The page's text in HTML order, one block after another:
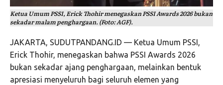
Ketua Umum PSSI, Erick Thohir menegaskan PSSI Awards 2026 bukan
sekadar malam penghargaan. (Foto: AGF).
JAKARTA, SUDUTPANDANG.ID — Ketua Umum PSSI,
Erick Thohir, menegaskan bahwa PSSI Awards 2026
bukan sekadar ajang penghargaan, melainkan bentuk
apresiasi menyeluruh bagi seluruh elemen yang